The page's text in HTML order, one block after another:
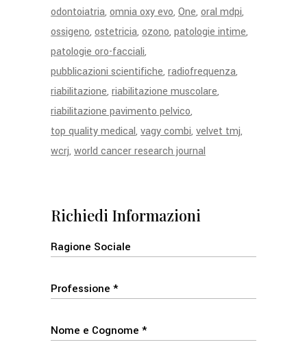
odontoiatria omnia oxy evo One oral mdpi
ossigeno ostetricia ozono patologie intime
patologie oro-facciali
pubblicazioni scientifiche radiofrequenza
riabilitazione riabilitazione muscolare
riabilitazione pavimento pelvico
top quality medical vagy combi velvet tmj
wcrj world cancer research journal
Richiedi Informazioni